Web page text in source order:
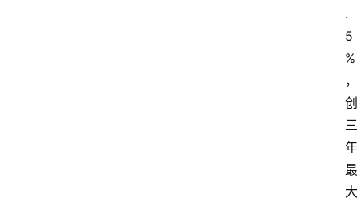
.
5
%
，
创
三
年
最
大